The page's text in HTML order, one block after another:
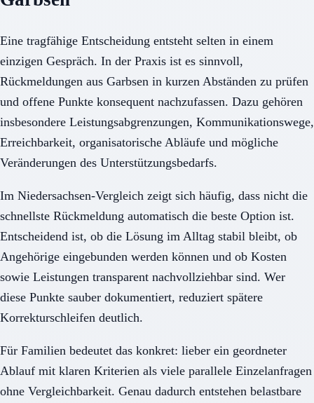
Eine tragfähige Entscheidung entsteht selten in einem
einzigen Gespräch. In der Praxis ist es sinnvoll,
Rückmeldungen aus Garbsen in kurzen Abständen zu prüfen
und offene Punkte konsequent nachzufassen. Dazu gehören
insbesondere Leistungsabgrenzungen, Kommunikationswege,
Erreichbarkeit, organisatorische Abläufe und mögliche
Veränderungen des Unterstützungsbedarfs.
Im Niedersachsen-Vergleich zeigt sich häufig, dass nicht die
schnellste Rückmeldung automatisch die beste Option ist.
Entscheidend ist, ob die Lösung im Alltag stabil bleibt, ob
Angehörige eingebunden werden können und ob Kosten
sowie Leistungen transparent nachvollziehbar sind. Wer
diese Punkte sauber dokumentiert, reduziert spätere
Korrekturschleifen deutlich.
Für Familien bedeutet das konkret: lieber ein geordneter
Ablauf mit klaren Kriterien als viele parallele Einzelanfragen
ohne Vergleichbarkeit. Genau dadurch entstehen belastbare